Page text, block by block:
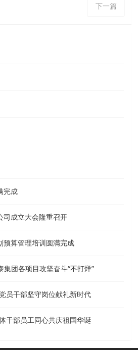
下一篇
完成
司成立大会隆重召开
预算管理培训圆满完成
团各项目攻坚奋斗“不打烊”
员干部坚守岗位献礼新时代
干部员工同心共庆祖国华诞